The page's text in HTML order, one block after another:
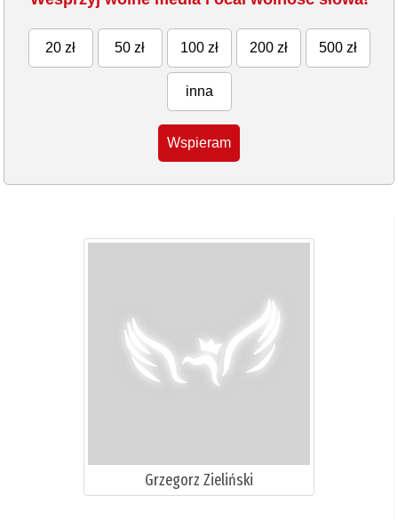
20 zł 50 zł 100 zł 200 zł 500 zł
inna
Wspieram
Grzegorz Zieliński